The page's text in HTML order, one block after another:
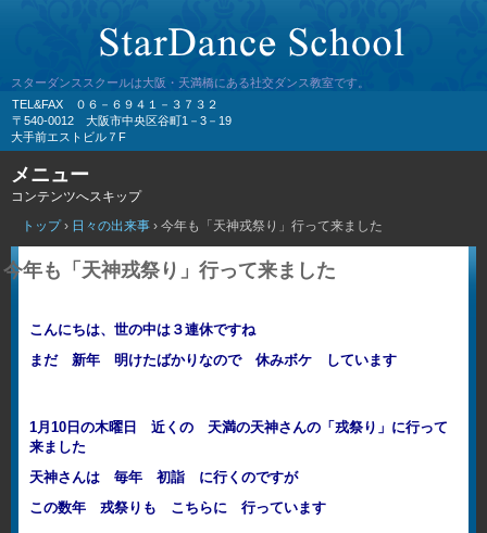
スターダンススクールは大阪・天満橋にある社交ダンス教室です。
TEL&FAX ０６－６９４１－３７３２
〒540-0012 大阪市中央区谷町1－3－19
大手前エストビル７F
メニュー
コンテンツへスキップ
トップ › 日々の出来事 › 今年も「天神戎祭り」行って来ました
今年も「天神戎祭り」行って来ました
こんにちは、世の中は３連休ですね
まだ 新年 明けたばかりなので 休みボケ しています
1月10日の木曜日 近くの 天満の天神さんの「戎祭り」に行って
来ました
天神さんは 毎年 初詣 に行くのですが
この数年 戎祭りも こちらに 行っています